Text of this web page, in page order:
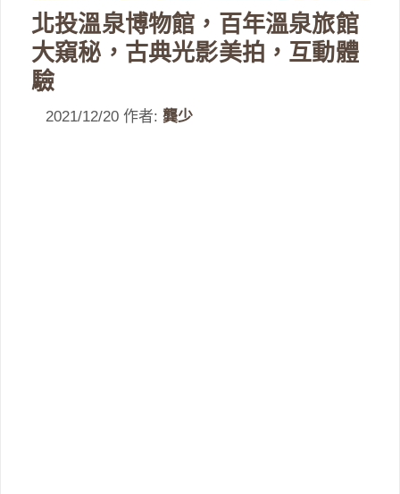
北投溫泉博物館，百年溫泉旅館
大窺秘，古典光影美拍，互動體
驗
2021/12/20 作者: 龔少